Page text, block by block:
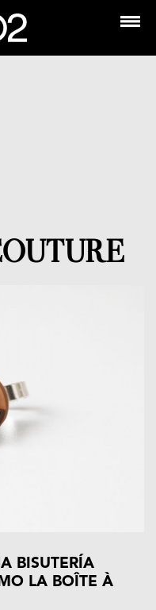
BISUTERÍA
LA BOÎTE À